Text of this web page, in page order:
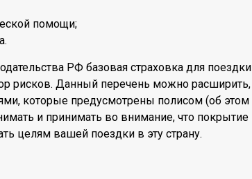
помощи;
РФ базовая страховка для поездки
рисков. Данный перечень можно расширить,
которые предусмотрены полисом (об этом
и принимать во внимание, что покрытие
целям вашей поездки в эту страну.